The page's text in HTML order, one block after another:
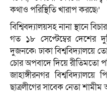
কথাও পরিস্থিতি খারাপ করছে৷’
বিশ্বিবদ্যালয়সহ নানা স্থানে
গত ১৮ সেপ্টেম্বের দেশের
দুজনকে৷ ঢাকা
চোর অপবাদে দিয়ে রীতিমতো
জাহাঙ্গীরনগর বিশ্ববিদ্যালয়ে
ছাত্রলীগের সাবেক নেতা